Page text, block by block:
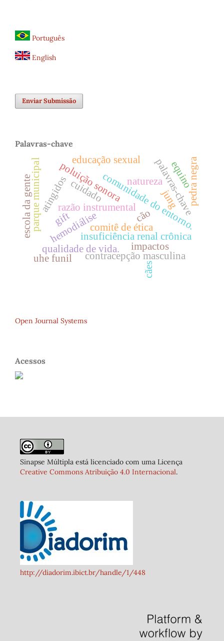
Português
English
Enviar Submissão
Palavras-chave
insuficiência renal crônica
hemodiálise
qualidade de vida.
parque municipal comunidade do entorno.
razão instrumental
natureza
comitê de ética
palavras-chave
poluição sonora
cão
contracepção masculina
impactos
atingidos pedra negra
uhe funil
escola da gente
educação sexual
cuidado jung
equino
gift
cães
Open Journal Systems
Acessos
Sinapse Múltipla está licenciado com uma Licença
Creative Commons Atribuição 4.0 Internacional.
http://diadorim.ibict.br/handle/1/448